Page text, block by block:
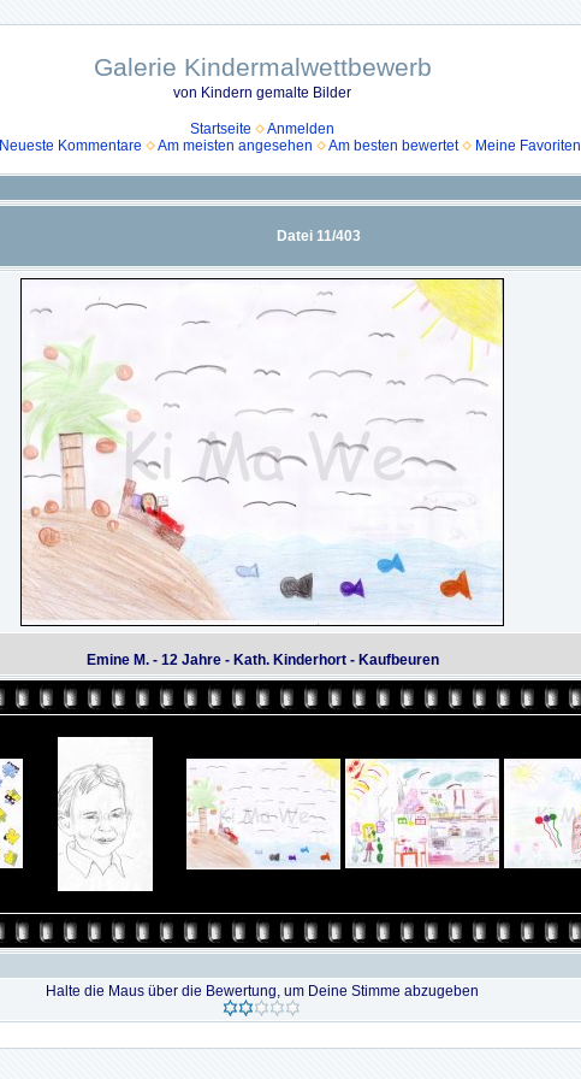
Galerie Kindermalwettbewerb
von Kindern gemalte Bilder
Startseite
Anmelden
Neueste Kommentare Am meisten angesehen Am besten bewertet Meine Favoriten
Datei 11/403
Emine M. - 12 Jahre - Kath. Kinderhort - Kaufbeuren
Halte die Maus über die Bewertung, um Deine Stimme abzugeben